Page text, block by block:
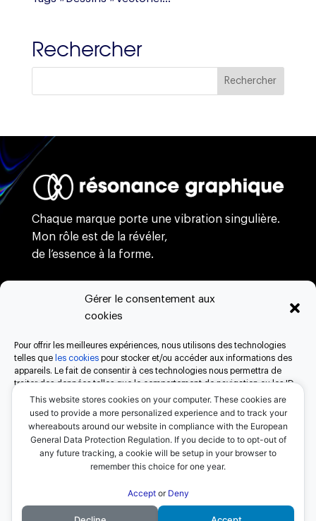
Gérer le consentement aux
cookies
Pour offrir les meilleures expériences, nous utilisons des technologies
telles que les cookies pour stocker et/ou accéder aux informations des
appareils. Le fait de consentir à ces technologies nous permettra de
traiter des données telles que le comportement de navigation ou les ID
uniques sur ce site. Le fait de ne pas consentir ou de retirer son
consentement peut avoir un effet négatif sur certaines caractéristiques
et fonctions.
Accepter
Refuser
Rechercher
Chaque marque porte une vibration singulière.
Mon rôle est de la révéler,
de l’essence à la forme.
branding
webdesign
process
à propos
© Thierry Lo Shung Line EI 2025 ❘Mentions
This website stores cookies on your computer. These cookies are
used to provide a more personalized experience and to track your
whereabouts around our website in compliance with the European
General Data Protection Regulation. If you decide to to opt-out of
any future tracking, a cookie will be setup in your browser to
remember this choice for one year.
Acceptor Deny